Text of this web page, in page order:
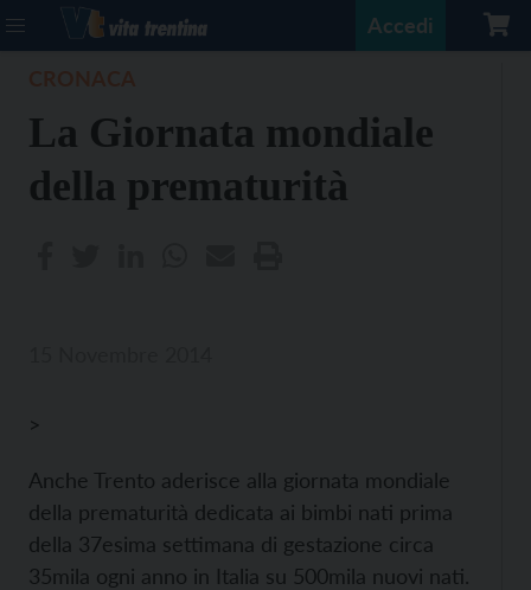
Accedi
La Giornata mondiale
della prematurità
>
Anche Trento aderisce alla giornata mondiale
della prematurità dedicata ai bimbi nati prima
della 37esima settimana di gestazione circa
35mila ogni anno in Italia su 500mila nuovi nati.